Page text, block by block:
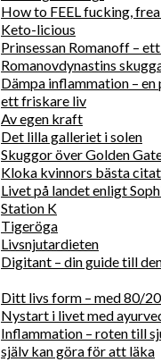
How to FEEL fucking,
Keto-licious
Prinsessan Romanoff –
Romanovdynastins
Dämpa inflammation –
ett friskare liv
Av egen kraft
Det lilla galleriet i solen
Skuggor över Golden
Kloka kvinnors bästa citat
Livet på landet enligt
Station K
Tigeröga
Livsnjutardieten
Digitant – din guide till
Ditt livs form – med 80/
Nystart i livet med
Inflammation – roten till
själv kan göra för att läka